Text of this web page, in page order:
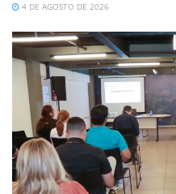
4 DE AGOSTO DE 2026